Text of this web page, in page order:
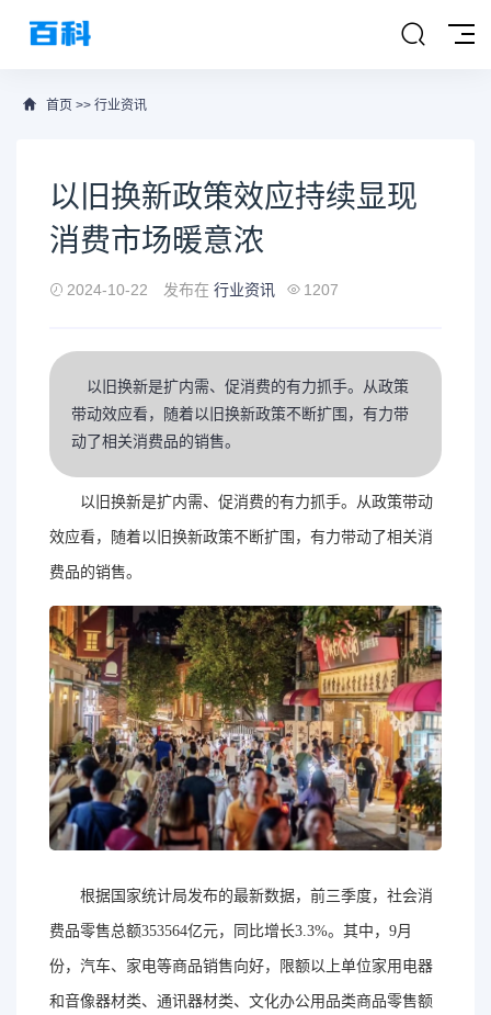
首页 >> 行业资讯
以旧换新政策效应持续显现
消费市场暖意浓
2024-10-22 发布在 行业资讯 1207
以旧换新是扩内需、促消费的有力抓手。从政策
带动效应看，随着以旧换新政策不断扩围，有力带
动了相关消费品的销售。
以旧换新是扩内需、促消费的有力抓手。从政策带动
效应看，随着以旧换新政策不断扩围，有力带动了相关消
费品的销售。
根据国家统计局发布的最新数据，前三季度，社会消
费品零售总额353564亿元，同比增长3.3%。其中，9月
份，汽车、家电等商品销售向好，限额以上单位家用电器
和音像器材类、通讯器材类、文化办公用品类商品零售额